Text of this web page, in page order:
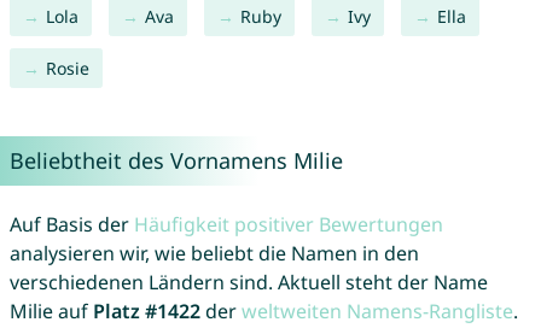
Lola Ava Ruby Ivy Ella
Rosie
Beliebtheit des Vornamens Milie
Auf Basis der Häufigkeit positiver Bewertungen
analysieren wir, wie beliebt die Namen in den
verschiedenen Ländern sind. Aktuell steht der Name
Milie auf Platz #1422derweltweiten Namens-Rangliste.